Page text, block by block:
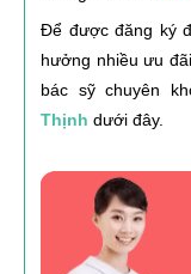
Để được đăng ký
hưởng nhiều ưu
bác sỹ chuyên
Thịnh dưới đây.